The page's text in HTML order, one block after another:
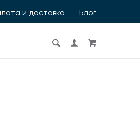
и доставка Блог